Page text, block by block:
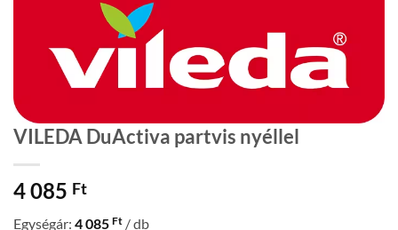
VILEDA DuActiva partvis nyéllel
4 085 Ft
Egységár: 4 085 Ft / db